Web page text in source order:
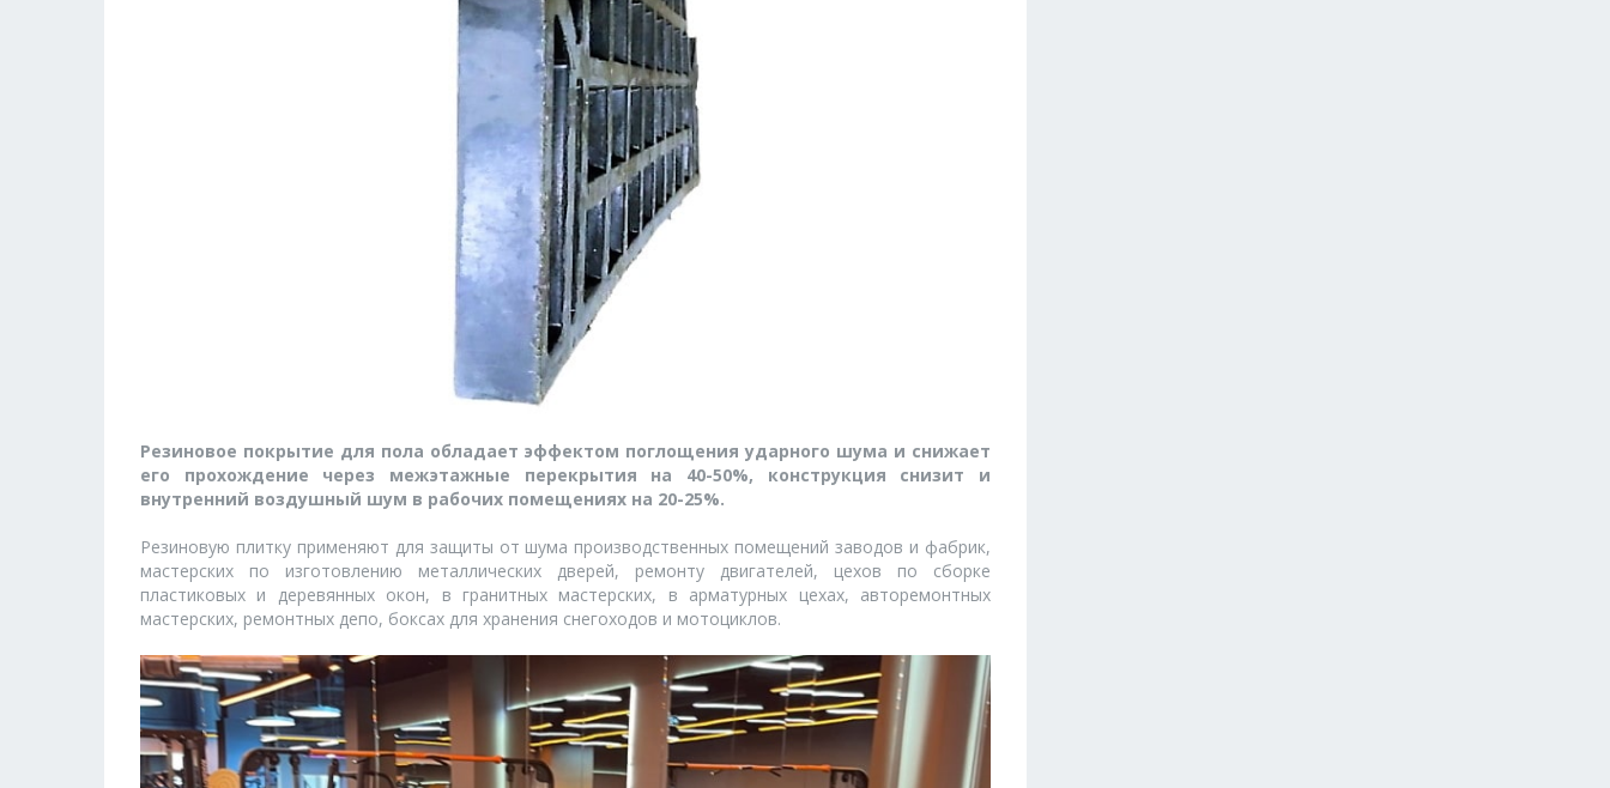
Резиновое покрытие для пола обладает эффектом поглощения ударного шума и снижает
его прохождение через межэтажные перекрытия на 40-50%, конструкция снизит и
внутренний воздушный шум в рабочих помещениях на 20-25%.
Резиновую плитку применяют для защиты от шума производственных помещений заводов и фабрик,
мастерских по изготовлению металлических дверей, ремонту двигателей, цехов по сборке
пластиковых и деревянных окон, в гранитных мастерских, в арматурных цехах, авторемонтных
мастерских, ремонтных депо, боксах для хранения снегоходов и мотоциклов.